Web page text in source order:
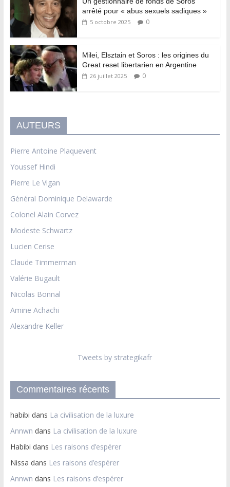
arrêté pour « abus sexuels sadiques »
5 octobre 2025 0
Milei, Elsztain et Soros : les origines du
Great reset libertarien en Argentine
26 juillet 2025 0
AUTEURS
Pierre Antoine Plaquevent
Youssef Hindi
Pierre Le Vigan
Général Dominique Delawarde
Colonel Alain Corvez
Modeste Schwartz
Lucien Cerise
Claude Timmerman
Valérie Bugault
Nicolas Bonnal
Amine Achachi
Alexandre Keller
Tweets by strategikafr
Commentaires récents
habibi dans La civilisation de la luxure
Annwn dans La civilisation de la luxure
Habibi dans Les raisons d’espérer
Nissa dans Les raisons d’espérer
Annwn dans Les raisons d’espérer